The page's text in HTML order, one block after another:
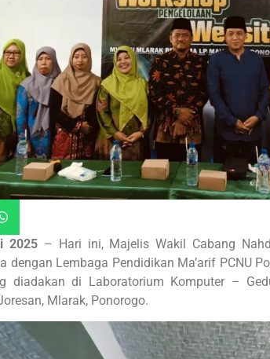
2025– Hari ini, Majelis Wakil Cabang
dengan Lembaga Pendidikan Ma’arif PCNU
diadakan di Laboratorium Komputer –
Mlarak, Ponorogo.